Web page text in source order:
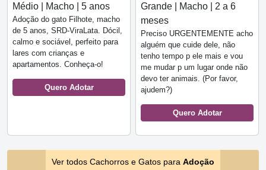
Médio | Macho | 5 anos
Adoção do gato Filhote, macho
de 5 anos, SRD-ViraLata. Dócil,
calmo e sociável, perfeito para
lares com crianças e
apartamentos. Conheça-o!
Quero Adotar
Grande | Macho | 2 a 6
meses
Preciso URGENTEMENTE acho
alguém que cuide dele, não
tenho tempo p ele mais e vou
me mudar p um lugar onde não
devo ter animais. (Por favor,
ajudem?)
Quero Adotar
Ver todos Cachorros e Gatos para Adoção